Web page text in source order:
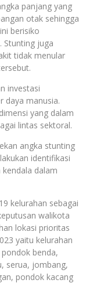
panjang yang
otak sehingga
berisiko
Stunting juga
tidak menular
investasi
daya manusia.
yang dalam
lintas sektoral.
angka stunting
identifikasi
dalam
kelurahan sebagai
walikota
lokasi prioritas
yaitu kelurahan
benda,
serua, jombang,
pondok kacang